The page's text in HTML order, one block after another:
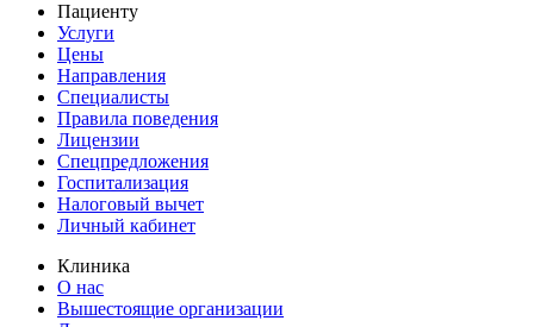
Пациенту
Услуги
Цены
Направления
Специалисты
Правила поведения
Лицензии
Спецпредложения
Госпитализация
Налоговый вычет
Личный кабинет
Клиника
О нас
Вышестоящие организации